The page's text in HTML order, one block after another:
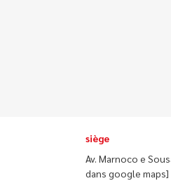
siège
Av. Marnoco e
dans google maps]